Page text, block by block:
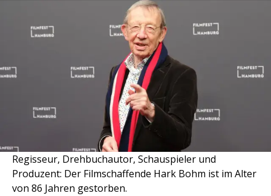
Regisseur, Drehbuchautor, Schauspieler und
Produzent: Der Filmschaffende Hark Bohm ist im Alter
von 86 Jahren gestorben.